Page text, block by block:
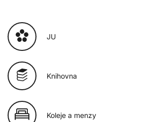
JU
Knihovna
Koleje a menzy